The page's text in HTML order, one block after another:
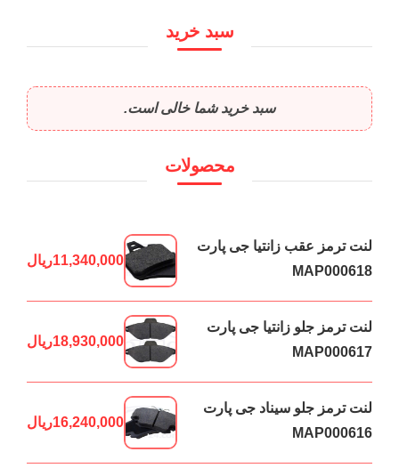
سبد خرید
سبد خرید شما خالی است.
محصولات
لنت ترمز عقب زانتیا جی پارت
MAP000618
11,340,000ریال
لنت ترمز جلو زانتیا جی پارت
MAP000617
18,930,000ریال
لنت ترمز جلو سیناد جی پارت
MAP000616
16,240,000ریال